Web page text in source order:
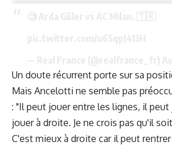
Un doute récurrent porte sur sa
Mais Ancelotti ne semble pas
: "Il peut jouer entre les lignes, il peut
jouer à droite. Je ne crois pas qu'il
C'est mieux à droite car il peut